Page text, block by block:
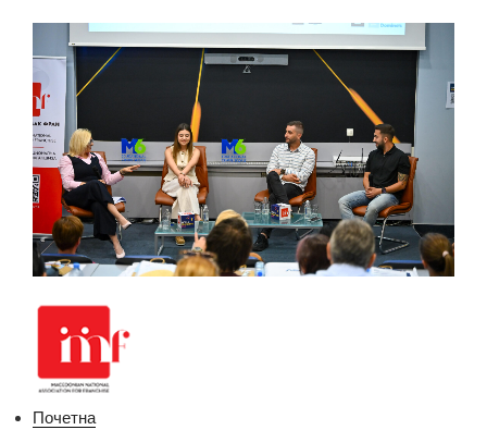
Почетна